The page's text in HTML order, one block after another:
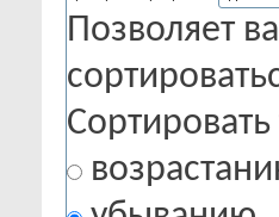
Позволяет